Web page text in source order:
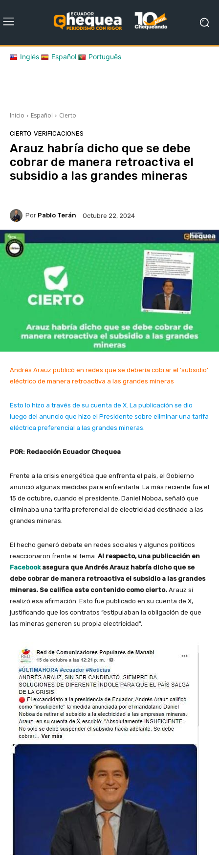
Inglés Español Português
Inicio Español Cierto
CIERTO VERIFICACIONES
Arauz habría dicho que se debe
cobrar de manera retroactiva el
subsidio a las grandes mineras
Por Pablo Terán Octubre 22, 2024
Andrés Arauz publicó en redes que se debería cobrar el ‘subsidio’
eléctrico de manera retroactiva a las grandes mineras
Esto lo hizo a través de su cuenta de X. La publicación se dio
luego del anuncio que hizo el Presidente sobre eliminar una tarifa
eléctrica preferencial a las grandes mineras.
POR: Redacción Ecuador Chequea
Frente a la crisis energética que enfrenta el país, el Gobierno
anunció algunas medidas para enfrentarla. La más reciente fue el
15 de octubre, cuando el presidente, Daniel Noboa, señaló que
eliminaba una tarifa preferencial de electricidad destinado a las
grandes mineras.
El hecho generó debate en redes sociales y algunos políticos
reaccionaron frente al tema. Al respecto, una publicación en
Facebookasegura que Andrés Arauz habría dicho que se
debe cobrar de manera retroactiva el subsidio a las grandes
mineras. Se califica este contenido como cierto. Arauz sí
realizó esa afirmación. Esto fue publicado en su cuenta de X,
justificando que los contratos “estipulaban la obligación de que
las mineras generen su propia electricidad”.